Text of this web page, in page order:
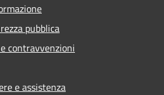
pubblica
contravvenzioni
e assistenza